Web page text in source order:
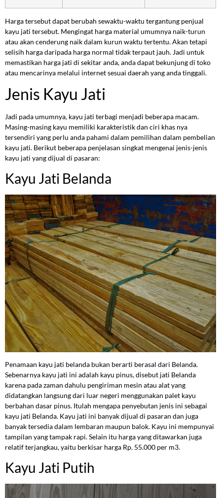
Harga tersebut dapat berubah sewaktu-waktu tergantung penjual
kayu jati tersebut. Mengingat harga material umumnya naik-turun
atau akan cenderung naik dalam kurun waktu tertentu. Akan tetapi
selisih harga daripada harga normal tidak terpaut jauh. Jadi untuk
memastikan harga jati di sekitar anda, anda dapat bekunjung di toko
atau mencarinya melalui internet sesuai daerah yang anda tinggali.
Jenis Kayu Jati
Jadi pada umumnya, kayu jati terbagi menjadi beberapa macam.
Masing-masing kayu memiliki karakteristik dan ciri khas nya
tersendiri yang perlu anda pahami dalam pemilihan dalam pembelian
kayu jati. Berikut beberapa penjelasan singkat mengenai jenis-jenis
kayu jati yang dijual di pasaran:
Kayu Jati Belanda
Penamaan kayu jati belanda bukan berarti berasal dari Belanda.
Sebenarnya kayu jati ini adalah kayu pinus, disebut jati Belanda
karena pada zaman dahulu pengiriman mesin atau alat yang
didatangkan langsung dari luar negeri menggunakan palet kayu
berbahan dasar pinus. Itulah mengapa penyebutan jenis ini sebagai
kayu jati Belanda. Kayu jati ini banyak dijual di pasaran dan juga
banyak tersedia dalam lembaran maupun balok. Kayu ini mempunyai
tampilan yang tampak rapi. Selain itu harga yang ditawarkan juga
relatif terjangkau, yaitu berkisar harga Rp. 55.000 per m3.
Kayu Jati Putih